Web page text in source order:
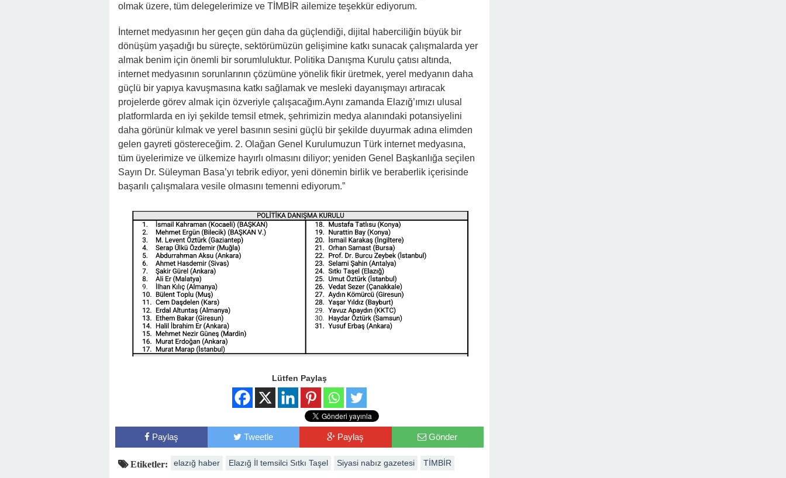
olmak üzere, tüm delegelerimize ve TİMBİR ailemize teşekkür ediyorum.
İnternet medyasının her geçen gün daha da güçlendiği, dijital haberciliğin büyük bir
dönüşüm yaşadığı bu süreçte, sektörümüzün gelişimine katkı sunacak çalışmalarda yer
almak benim için önemli bir sorumluluktur. Politika Danışma Kurulu çatısı altında,
internet medyasının sorunlarının çözümüne yönelik fikir üretmek, yerel medyanın daha
güçlü bir yapıya kavuşmasına katkı sağlamak ve mesleki dayanışmayı artıracak
projelerde görev almak için özveriyle çalışacağım.Aynı zamanda Elazığ’ımızı ulusal
platformlarda en iyi şekilde temsil etmek, şehrimizin medya alanındaki potansiyelini
daha görünür kılmak ve yerel basının sesini güçlü bir şekilde duyurmak adına elimden
gelen gayreti göstereceğim. 2. Olağan Genel Kurulumuzun Türk internet medyasına,
tüm üyelerimize ve ülkemize hayırlı olmasını diliyor; yeniden Genel Başkanlığa seçilen
Sayın Dr. Süleyman Basa’yı tebrik ediyor, yeni dönemin birlik ve beraberlik içerisinde
başarılı çalışmalara vesile olmasını temenni ediyorum.”
Lütfen Paylaş
Paylaş Tweetle Paylaş Gönder
Etiketler: elazığ haber Elazığ İl temsilci Sıtkı Taşel Siyasi nabız gazetesi TİMBİR